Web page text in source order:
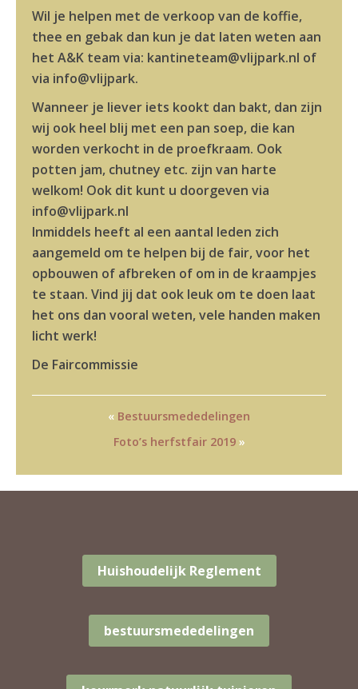
Wil je helpen met de verkoop van de koffie,
thee en gebak dan kun je dat laten weten aan
het A&K team via: kantineteam@vlijpark.nl of
via info@vlijpark.
Wanneer je liever iets kookt dan bakt, dan zijn
wij ook heel blij met een pan soep, die kan
worden verkocht in de proefkraam. Ook
potten jam, chutney etc. zijn van harte
welkom! Ook dit kunt u doorgeven via
info@vlijpark.nl
Inmiddels heeft al een aantal leden zich
aangemeld om te helpen bij de fair, voor het
opbouwen of afbreken of om in de kraampjes
te staan. Vind jij dat ook leuk om te doen laat
het ons dan vooral weten, vele handen maken
licht werk!
De Faircommissie
« Bestuursmededelingen
Foto’s herfstfair 2019»
Huishoudelijk Reglement
bestuursmededelingen